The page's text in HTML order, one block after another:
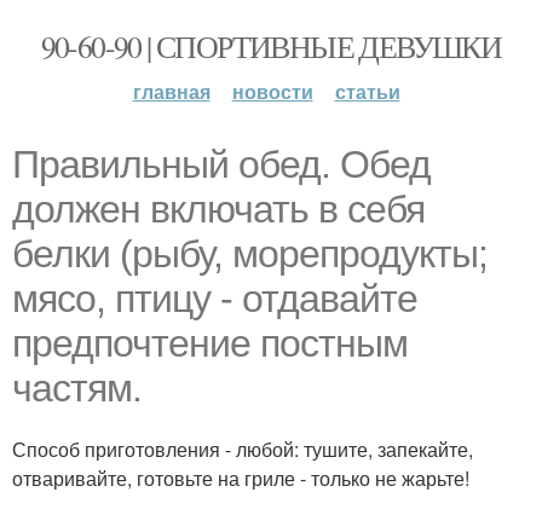
90-60-90 | СПОРТИВНЫЕ ДЕВУШКИ
главная новости статьи
Правильный обед. Обед
должен включать в себя
белки (рыбу, морепродукты;
мясо, птицу - отдавайте
предпочтение постным
частям.
Способ приготовления - любой: тушите, запекайте,
отваривайте, готовьте на гриле - только не жарьте!